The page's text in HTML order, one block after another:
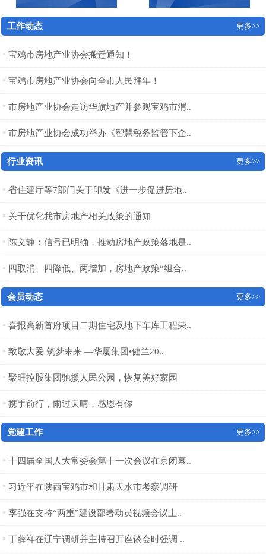
工作动态 更多>>
宝鸡市房地产业协会搬迁通知！
宝鸡市房地产业协会向全市人民拜年！
市房地产业协会走访华旗地产并参观宝鸡市渭..
市房地产业协会成功举办《智慧税务监管下企..
行业资讯 更多>>
省住建厅等7部门关于印发《进一步促进房地..
关于优化我市房地产相关政策的通知
陈文静：信号已明确，推动房地产政策落地是..
四取消、四降低、两增加，房地产政策“组合..
会员动态 更多>>
喜报高新首府项目二期住宅及地下车库工程荣..
致敬大爱 筑梦未来 —华厦集团•健兰20..
聚旺控股集团驰援人民公园，恢复美好家园
携手前行，雨过天晴，感恩有你
党建工作 更多>>
十四届全国人大常委会第十一次会议在京闭幕..
习近平在陕西宝鸡市和甘肃天水市考察调研
李强在支持“两重”建设部署动员视频会议上..
丁薛祥在辽宁调研并主持召开座谈会时强调 ..